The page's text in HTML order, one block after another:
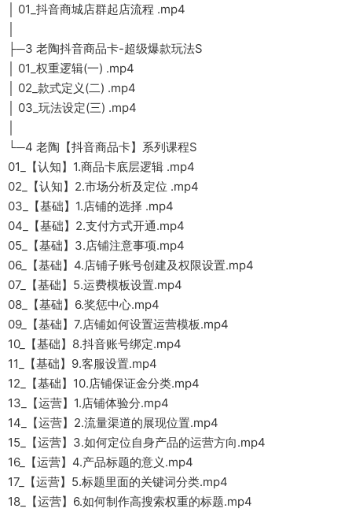
│ 01_抖音商城店群起店流程 .mp4
├─3 老陶抖音商品卡-超级爆款玩法S
│ 01_权重逻辑(一) .mp4
│ 02_款式定义(二) .mp4
│ 03_玩法设定(三) .mp4
└─4 老陶【抖音商品卡】系列课程S
01_【认知】1.商品卡底层逻辑 .mp4
02_【认知】2.市场分析及定位 .mp4
03_【基础】1.店铺的选择 .mp4
04_【基础】2.支付方式开通.mp4
05_【基础】3.店铺注意事项.mp4
06_【基础】4.店铺子账号创建及权限设置.mp4
07_【基础】5.运费模板设置.mp4
08_【基础】6.奖惩中心.mp4
09_【基础】7.店铺如何设置运营模板.mp4
10_【基础】8.抖音账号绑定.mp4
11_【基础】9.客服设置.mp4
12_【基础】10.店铺保证金分类.mp4
13_【运营】1.店铺体验分.mp4
14_【运营】2.流量渠道的展现位置.mp4
15_【运营】3.如何定位自身产品的运营方向.mp4
16_【运营】4.产品标题的意义.mp4
17_【运营】5.标题里面的关键词分类.mp4
18_【运营】6.如何制作高搜索权重的标题.mp4